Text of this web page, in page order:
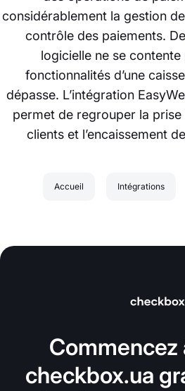
considérablement la gestion
contrôle des paiements.
logicielle ne se contente
fonctionnalités d’une
dépasse. L’intégration
permet de regrouper la
clients et l’encaissement
Accueil Intégrations
Commencez
checkbox.ua